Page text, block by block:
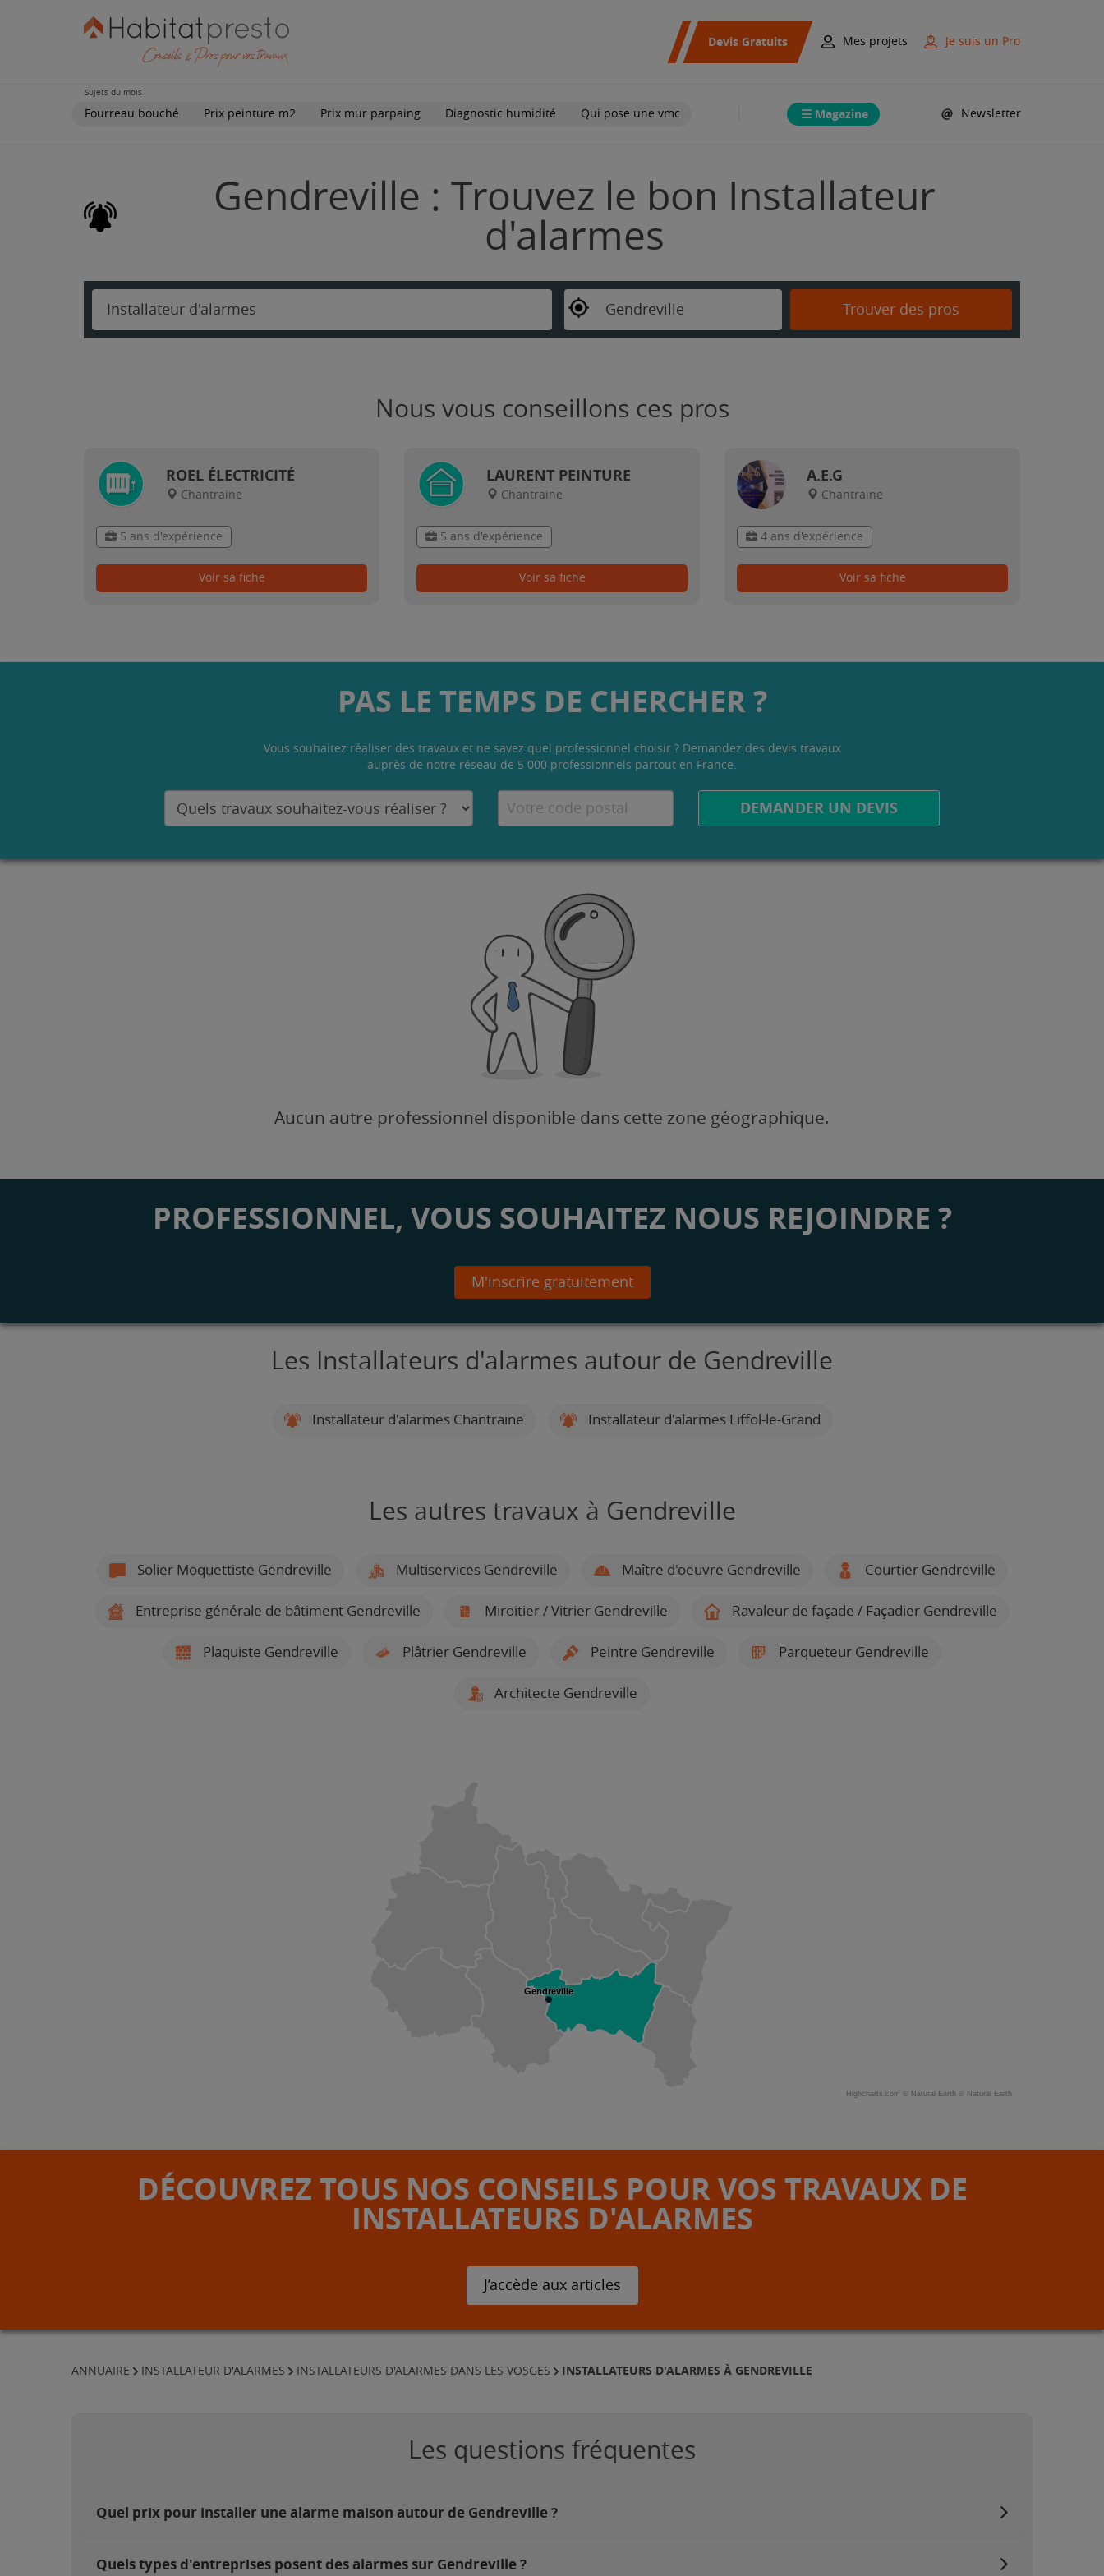
Devis Gratuits Mes projets Je suis un Pro
Sujets du mois
Fourreau bouché Prix peinture m2 Prix mur parpaing Diagnostic humidité Qui pose une vmc Magazine Newsletter
Gendreville : Trouvez le bon Installateur
d'alarmes
Installateur d'alarmes Gendreville Trouver des pros
Nous vous conseillons ces pros
ROEL ÉLECTRICITÉ
Chantraine
5 ans d'expérience
Voir sa fiche
LAURENT PEINTURE
Chantraine
5 ans d'expérience
Voir sa fiche
A.E.G
Chantraine
4 ans d'expérience
Voir sa fiche
PAS LE TEMPS DE CHERCHER ?
Vous souhaitez réaliser des travaux et ne savez quel professionnel choisir ? Demandez des devis travaux
auprès de notre réseau de 5 000 professionnels partout en France.
DEMANDER UN DEVIS
Aucun autre professionnel disponible dans cette zone géographique.
PROFESSIONNEL, VOUS SOUHAITEZ NOUS REJOINDRE ?
M'inscrire gratuitement
Les Installateurs d'alarmes autour de Gendreville
Installateur d'alarmes Chantraine Installateur d'alarmes Liffol-le-Grand
Les autres travaux à Gendreville
Solier Moquettiste Gendreville Multiservices Gendreville Maître d'oeuvre Gendreville Courtier Gendreville
Entreprise générale de bâtiment Gendreville Miroitier / Vitrier Gendreville Ravaleur de façade / Façadier Gendreville
Plaquiste Gendreville Plâtrier Gendreville Peintre Gendreville Parqueteur Gendreville
Architecte Gendreville
Gendreville
Highcharts.com © Natural Earth © Natural Earth
DÉCOUVREZ TOUS NOS CONSEILS POUR VOS TRAVAUX DE
INSTALLATEURS D'ALARMES
J’accède aux articles
ANNUAIRE INSTALLATEUR D'ALARMES INSTALLATEURS D'ALARMES DANS LES VOSGES INSTALLATEURS D'ALARMES À GENDREVILLE
Les questions fréquentes
Quel prix pour installer une alarme maison autour de Gendreville ?
Quels types d'entreprises posent des alarmes sur Gendreville ?